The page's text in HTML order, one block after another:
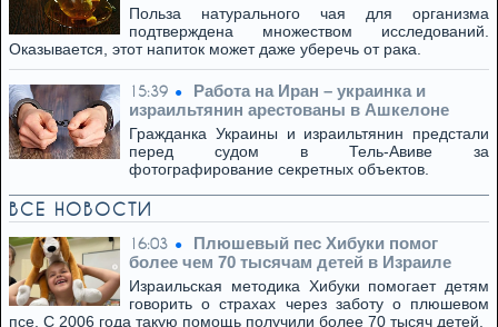
Польза натурального чая для организма
подтверждена множеством исследований.
Оказывается, этот напиток может даже уберечь от рака.
15:39
Работа на Иран – украинка и
израильтянин арестованы в Ашкелоне
Гражданка Украины и израильтянин предстали
перед судом в Тель-Авиве за
фотографирование секретных объектов.
ВСЕ НОВОСТИ
16:03
Плюшевый пес Хибуки помог
более чем 70 тысячам детей в Израиле
Израильская методика Хибуки помогает детям
говорить о страхах через заботу о плюшевом
псе. С 2006 года такую помощь получили более 70 тысяч детей.